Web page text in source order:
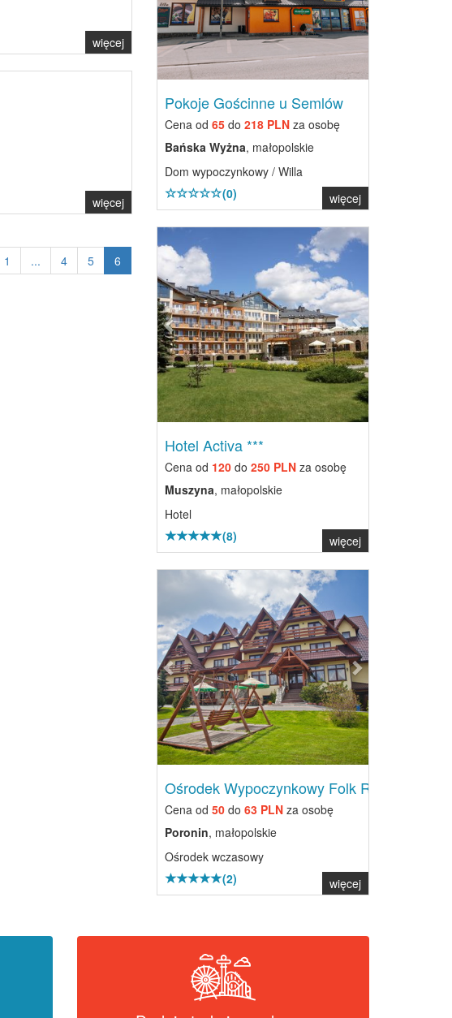
więcej
więcej
1 ... 4 5 6
Pokoje Gościnne u Semlów
Cena od 65do 218 PLNza osobę
Bańska Wyżna, małopolskie
Dom wypoczynkowy / Willa
(0)
więcej
Previous Next
Hotel Activa ***
Cena od 120do 250 PLNza osobę
Muszyna, małopolskie
Hotel
(8)
więcej
Previous
Ośrodek Wypoczynkowy Folk Res...
Cena od 50do 63 PLNza osobę
Poronin, małopolskie
Ośrodek wczasowy
(2)
więcej